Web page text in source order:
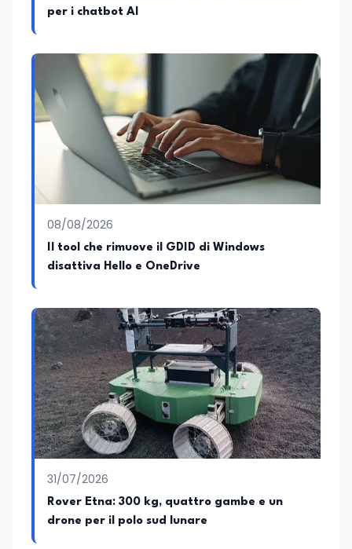
per i chatbot AI
08/08/2026
Il tool che rimuove il GDID di Windows
disattiva Hello e OneDrive
31/07/2026
Rover Etna: 300 kg, quattro gambe e un
drone per il polo sud lunare